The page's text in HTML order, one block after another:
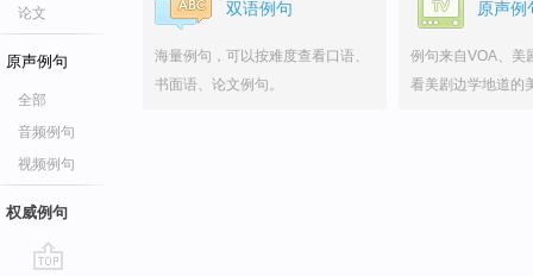
论文
原声例句
全部
音频例句
视频例句
权威例句
双语例句
海量例句，可以按难度查看口语、
书面语、论文例句。
原声例
例句来自VOA、美
看美剧边学地道的